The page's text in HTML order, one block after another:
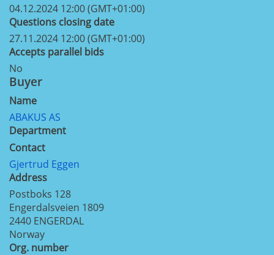
04.12.2024 12:00 (GMT+01:00)
Questions closing date
27.11.2024 12:00 (GMT+01:00)
Accepts parallel bids
No
Buyer
Name
ABAKUS AS
Department
Contact
Gjertrud Eggen
Address
Postboks 128
Engerdalsveien 1809
2440 ENGERDAL
Norway
Org. number